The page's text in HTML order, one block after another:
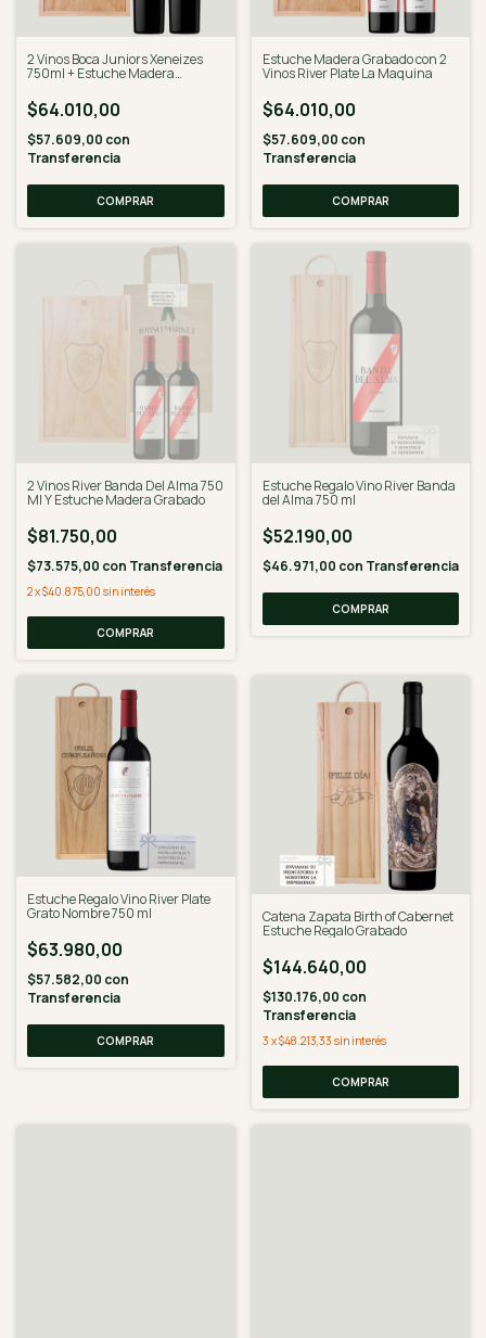
2 Vinos Boca Juniors Xeneizes
750ml + Estuche Madera
$64.010,00
$57.609,00 con
Transferencia
COMPRAR
Estuche Madera Grabado con 2
Vinos River Plate La Maquina
$64.010,00
$57.609,00 con
Transferencia
COMPRAR
2 Vinos River Banda Del Alma 750
Ml Y Estuche Madera Grabado
$81.750,00
$73.575,00 con Transferencia
2x$40.875,00 sin interés
COMPRAR
Estuche Regalo Vino River Banda
del Alma 750 ml
$52.190,00
$46.971,00 con Transferencia
COMPRAR
Estuche Regalo Vino River Plate
Grato Nombre 750 ml
$63.980,00
$57.582,00 con
Transferencia
COMPRAR
Catena Zapata Birth of Cabernet
Estuche Regalo Grabado
$144.640,00
$130.176,00 con
Transferencia
3 x$48.213,33 sin interés
COMPRAR